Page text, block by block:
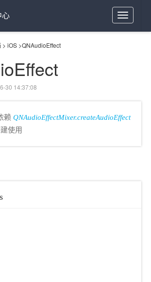
Toggle
navigation
心
> iOS >QNAudioEffect
30 14:37:08
赖 QNAudioEffectMixer.createAudioEffect
使用